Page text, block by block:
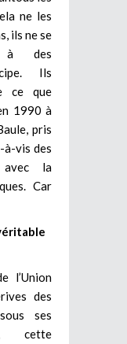
ne les
ils ne se
à des
Ils
ce que
1990 à
pris
à-vis des
avec la
Car
l’Union
des
ses
cette